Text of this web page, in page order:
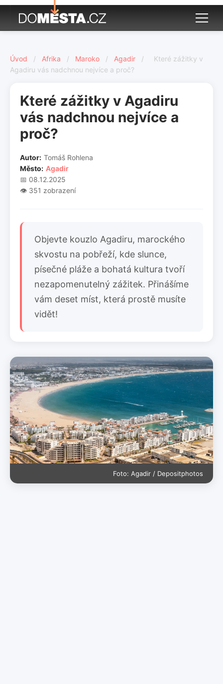
Úvod / Afrika / Maroko / Agadir /
Které zážitky v
Agadiru vás nadchnou nejvíce a proč?
Které zážitky v Agadiru
vás nadchnou nejvíce a
proč?
Autor: Tomáš Rohlena
Město: Agadir
📅 08.12.2025
👁️ 351 zobrazení
Objevte kouzlo Agadiru, marockého
skvostu na pobřeží, kde slunce,
písečné pláže a bohatá kultura tvoří
nezapomenutelný zážitek. Přinášíme
vám deset míst, která prostě musíte
vidět!
Foto: Agadir / Depositphotos